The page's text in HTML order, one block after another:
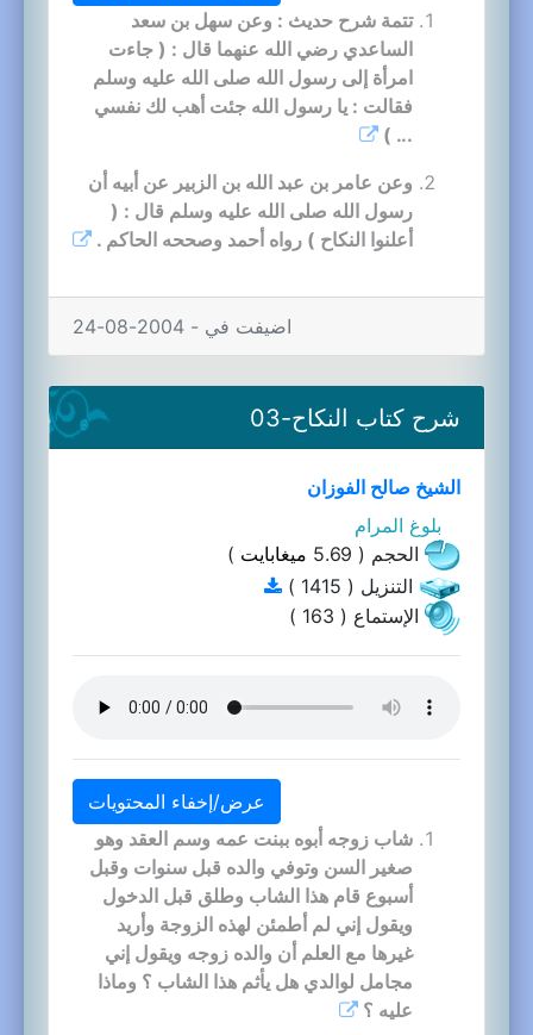
تتمة شرح حديث : وعن سهل بن سعد
الساعدي رضي الله عنهما قال : ( جاءت
امرأة إلى رسول الله صلى الله عليه وسلم
فقالت : يا رسول الله جئت أهب لك نفسي
... )
وعن عامر بن عبد الله بن الزبير عن أبيه أن
رسول الله صلى الله عليه وسلم قال : (
أعلنوا النكاح ) رواه أحمد وصححه الحاكم .
اضيفت في - 2004-08-24
شرح كتاب النكاح-03
الشيخ صالح الفوزان
بلوغ المرام
الحجم ( 5.69
ميغابايت )
التنزيل ( 1415 )
الإستماع ( 163 )
عرض/إخفاء المحتويات
شاب زوجه أبوه ببنت عمه وسم العقد وهو
صغير السن وتوفي والده قبل سنوات وقبل
أسبوع قام هذا الشاب وطلق قبل الدخول
ويقول إني لم أطمئن لهذه الزوجة وأريد
غيرها مع العلم أن والده زوجه ويقول إني
مجامل لوالدي هل يأثم هذا الشاب ؟ وماذا
عليه ؟